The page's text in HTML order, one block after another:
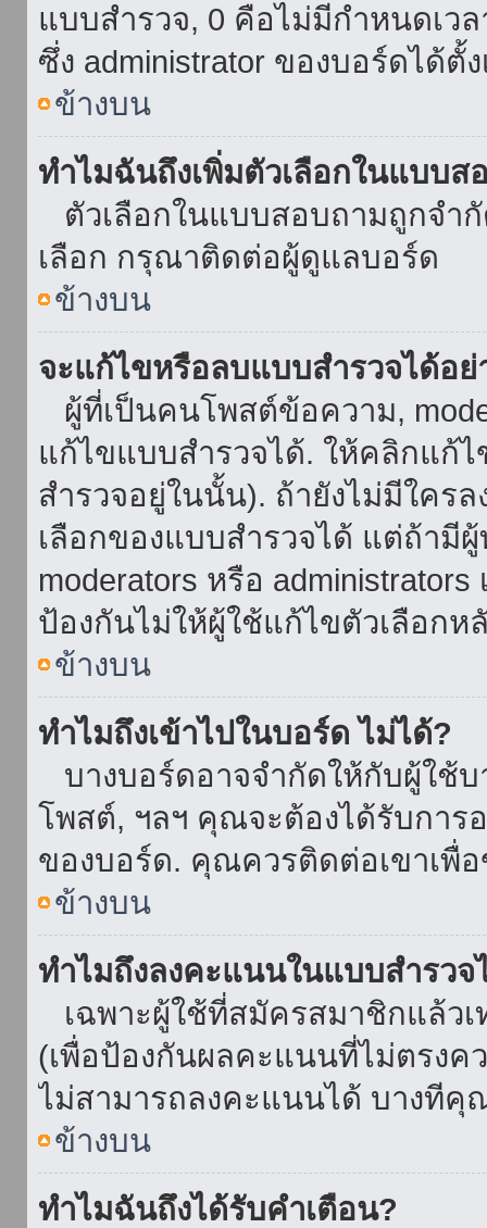
แบบสำรวจ, 0 คือไม่มีกำหนดเว
ซึ่ง administrator ของบอร์ดได้ตั้ง
ข้างบน
ทำไมฉันถึงเพิ่มตัวเลือกในแบบส
ตัวเลือกในแบบสอบถามถูกจำ
เลือก กรุณาติดต่อผู้ดูแลบอร์ด
ข้างบน
จะแก้ไขหรือลบแบบสำรวจได้อย่
ผู้ที่เป็นคนโพสต์ข้อความ,
แก้ไขแบบสำรวจได้. ให้คลิกแก้
สำรวจอยู่ในนั้น). ถ้ายังไม่มีใค
เลือกของแบบสำรวจได้ แต่ถ้ามี
moderators หรือ
ป้องกันไม่ให้ผู้ใช้แก้ไขตัวเลือกห
ข้างบน
ทำไมถึงเข้าไปในบอร์ด ไม่ได้?
บางบอร์ดอาจจำกัดให้กับผู้ใช้บ
โพสต์, ฯลฯ คุณจะต้องได้รับการ
ของบอร์ด. คุณควรติดต่อเขาเพื่
ข้างบน
ทำไมถึงลงคะแนนในแบบสำรวจ
เฉพาะผู้ใช้ที่สมัครสมาชิกแล้ว
(เพื่อป้องกันผลคะแนนที่ไม่ตรง
ไม่สามารถลงคะแนนได้ บางที
ข้างบน
ทำไมฉันถึงได้รับคำเตือน?